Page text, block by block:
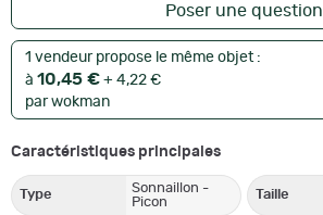
Poser une question
1 vendeur propose le même objet :
à 10,45 € + 4,22 €
par wokman
Caractéristiques principales
Type
Sonnaillon -
Picon
Taille